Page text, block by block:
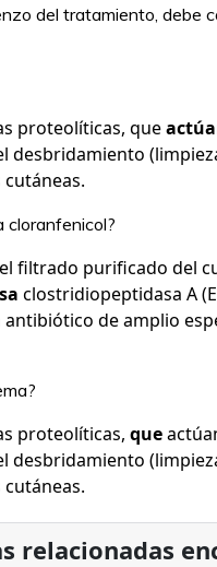
del tratamiento, debe
proteolíticas, que
desbridamiento
cloranfenicol?
filtrado purificado del
clostridiopeptidasa A
antibiótico de amplio
proteolíticas, que
desbridamiento
relacionadas